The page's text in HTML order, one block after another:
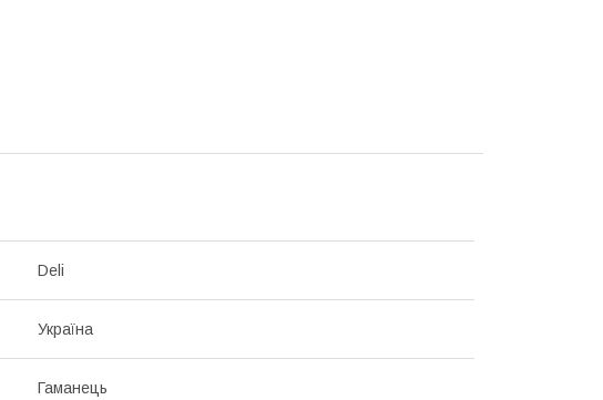
Deli
Україна
Гаманець